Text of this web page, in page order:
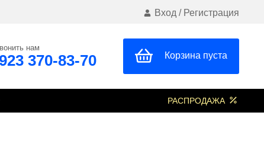
Вход / Регистрация
нам
370-83-70 Корзина пуста
РАСПРОДАЖА